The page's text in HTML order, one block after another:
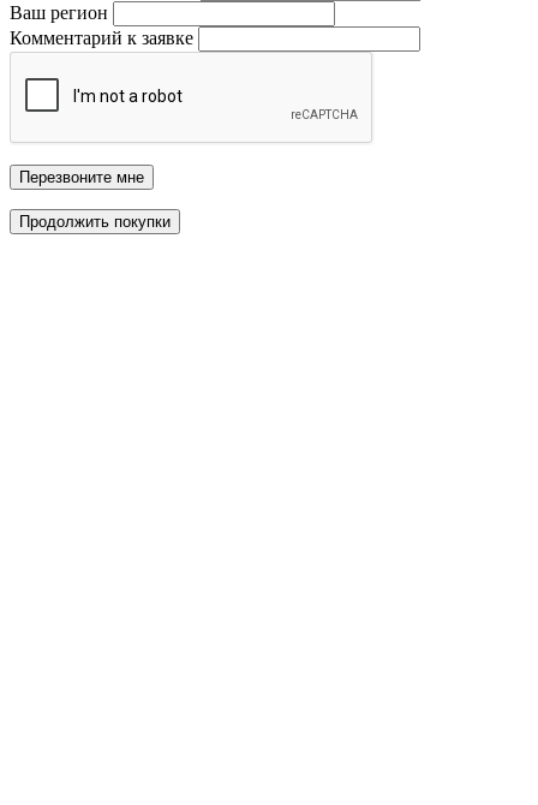
Ваш регион
Комментарий к заявке
Перезвоните мне
Продолжить покупки